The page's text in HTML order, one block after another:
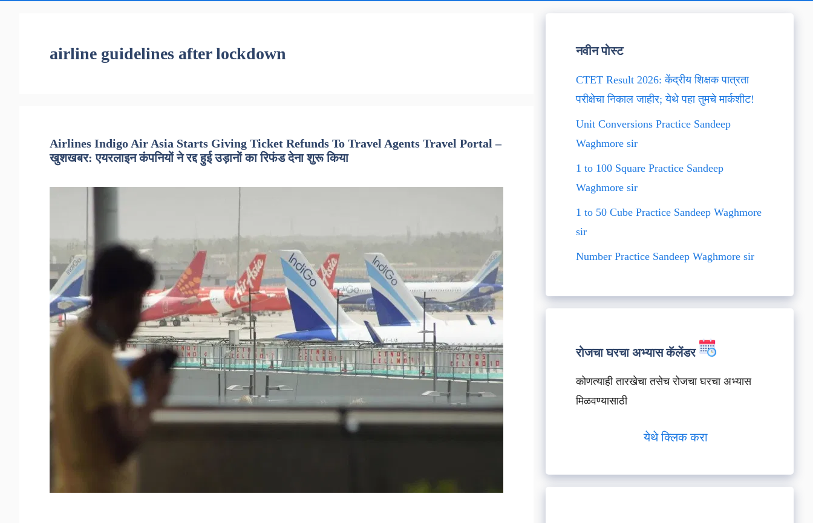
airline guidelines after lockdown
Airlines Indigo Air Asia Starts Giving Ticket Refunds To Travel Agents Travel Portal –
खुशखबर: एयरलाइन कंपनियों ने रद्द हुई उड़ानों का रिफंड देना शुरू किया
नवीन पोस्ट
CTET Result 2026: केंद्रीय शिक्षक पात्रता
परीक्षेचा निकाल जाहीर; येथे पहा तुमचे मार्कशीट!
Unit Conversions Practice Sandeep
Waghmore sir
1 to 100 Square Practice Sandeep
Waghmore sir
1 to 50 Cube Practice Sandeep Waghmore
sir
Number Practice Sandeep Waghmore sir
रोजचा घरचा अभ्यास कॅलेंडर
कोणत्याही तारखेचा तसेच रोजचा घरचा अभ्यास
मिळवण्यासाठी
येथे क्लिक करा